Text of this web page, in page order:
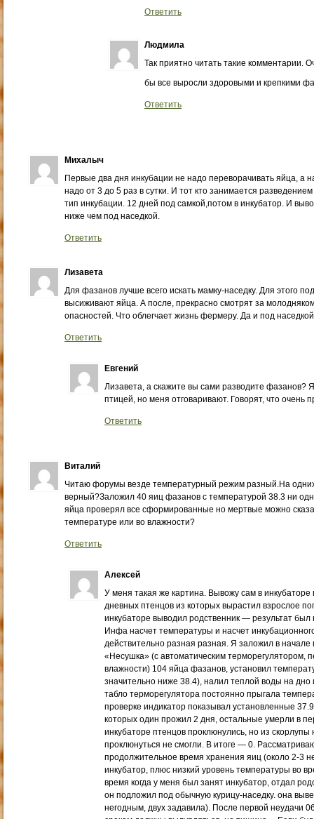
Ответить
Людмила
Так приятно читать такие комментарии.
бы все выросли здоровыми и крепкими
Ответить
Михалыч
Первые два дня инкубации не надо переворачивать яйца, а
надо от 3 до 5 раз в сутки. И тот кто занимается
тип инкубации. 12 дней под самкой,потом в инкубатор. И
ниже чем под наседкой.
Ответить
Лизавета
Для фазанов лучше всего искать мамку-наседку. Для этого
высиживают яйца. А после, прекрасно смотрят за
опасностей. Что облегчает жизнь фермеру. Да и под
Ответить
Евгений
Лизавета, а скажите вы сами разводите фазанов?
птицей, но меня отговаривают. Говорят, что очень
Ответить
Виталий
Читаю форумы везде температурный режим разный.На
верный?Заложил 40 яиц фазанов с температурой 38.3 ни
яйца проверял все сформированные но мертвые можно
температуре или во влажности?
Ответить
Алексей
У меня такая же картина. Вывожу сам в
дневных птенцов из которых вырастил взрослое
инкубаторе выводил родственник — результат
Инфа насчет температуры и насчет
действительно разная разная. Я заложил в начале
«Несушка» (с автоматическим терморегулятором,
влажности) 104 яйца фазанов, установил
значительно ниже 38.4), налил теплой воды на
табло терморегулятора постоянно прыгала
проверке индикатор показывал установленные
которых один прожил 2 дня, остальные умерли в
инкубаторе птенцов проклюнулись, но из
проклюнуться не смогли. В итоге — 0.
продолжительное время хранения яиц (около 2-3
инкубатор, плюс низкий уровень температуры во
время когда у меня был занят инкубатор, отдал
он подложил под обычную курицу-наседку. она
негодным, двух задавила). После первой неудачи